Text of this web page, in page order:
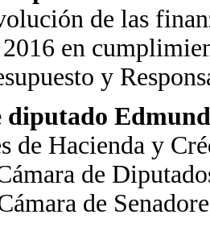
de las
en
y
diputado
de Hacienda y
de
de